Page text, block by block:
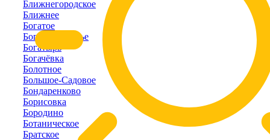
Ближнегородское
Ближнее
Богатое
Богатое-Ущелье
Богатырь
Богачёвка
Болотное
Большое-Садовое
Бондаренково
Борисовка
Бородино
Ботаническое
Братское